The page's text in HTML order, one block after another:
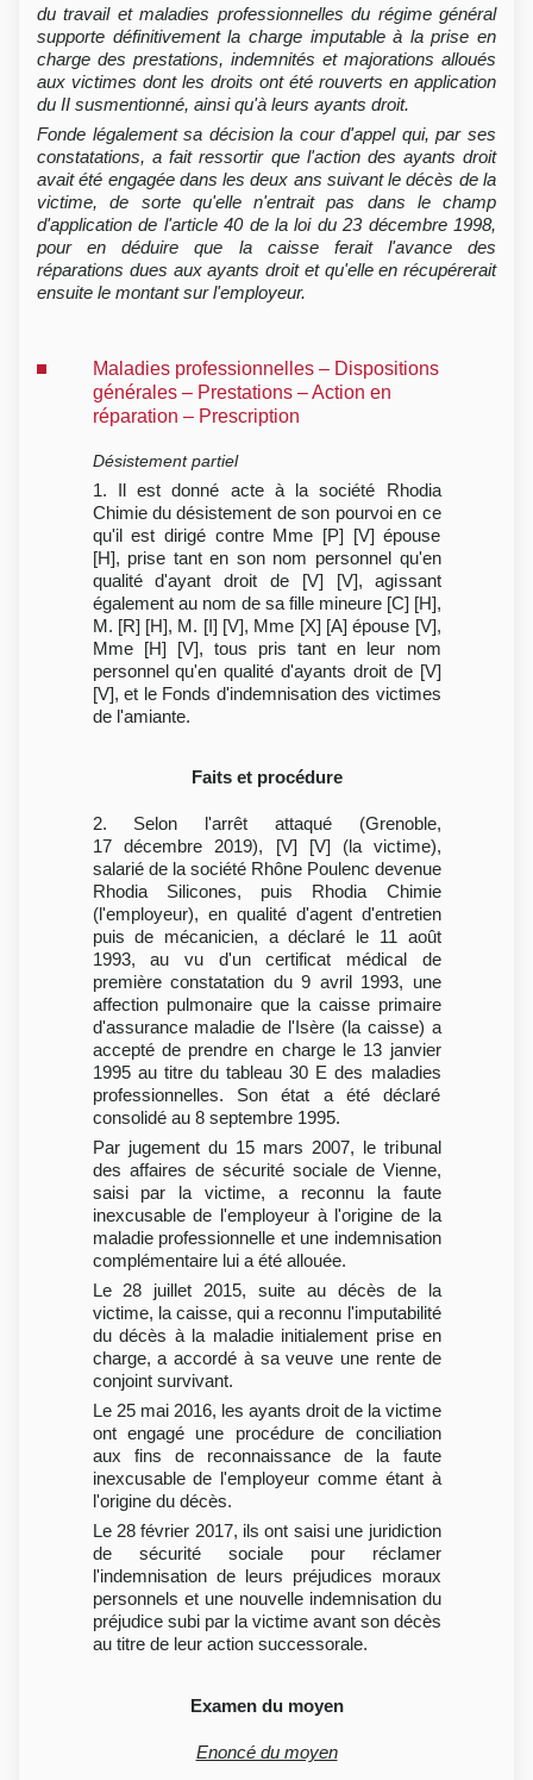
du travail et maladies professionnelles du régime général
supporte définitivement la charge imputable à la prise en
charge des prestations, indemnités et majorations alloués
aux victimes dont les droits ont été rouverts en application
du II susmentionné, ainsi qu'à leurs ayants droit.
Fonde légalement sa décision la cour d'appel qui, par ses
constatations, a fait ressortir que l'action des ayants droit
avait été engagée dans les deux ans suivant le décès de la
victime, de sorte qu'elle n'entrait pas dans le champ
d'application de l'article 40 de la loi du 23 décembre 1998,
pour en déduire que la caisse ferait l'avance des
réparations dues aux ayants droit et qu'elle en récupérerait
ensuite le montant sur l'employeur.
Maladies professionnelles – Dispositions
générales – Prestations – Action en
réparation – Prescription
Désistement partiel
1. Il est donné acte à la société Rhodia
Chimie du désistement de son pourvoi en ce
qu'il est dirigé contre Mme [P] [V] épouse
[H], prise tant en son nom personnel qu'en
qualité d'ayant droit de [V] [V], agissant
également au nom de sa fille mineure [C] [H],
M. [R] [H], M. [I] [V], Mme [X] [A] épouse [V],
Mme [H] [V], tous pris tant en leur nom
personnel qu'en qualité d'ayants droit de [V]
[V], et le Fonds d'indemnisation des victimes
de l'amiante.
Faits et procédure
2. Selon l'arrêt attaqué (Grenoble,
17 décembre 2019), [V] [V] (la victime),
salarié de la société Rhône Poulenc devenue
Rhodia Silicones, puis Rhodia Chimie
(l'employeur), en qualité d'agent d'entretien
puis de mécanicien, a déclaré le 11 août
1993, au vu d'un certificat médical de
première constatation du 9 avril 1993, une
affection pulmonaire que la caisse primaire
d'assurance maladie de l'Isère (la caisse) a
accepté de prendre en charge le 13 janvier
1995 au titre du tableau 30 E des maladies
professionnelles. Son état a été déclaré
consolidé au 8 septembre 1995.
Par jugement du 15 mars 2007, le tribunal
des affaires de sécurité sociale de Vienne,
saisi par la victime, a reconnu la faute
inexcusable de l'employeur à l'origine de la
maladie professionnelle et une indemnisation
complémentaire lui a été allouée.
Le 28 juillet 2015, suite au décès de la
victime, la caisse, qui a reconnu l'imputabilité
du décès à la maladie initialement prise en
charge, a accordé à sa veuve une rente de
conjoint survivant.
Le 25 mai 2016, les ayants droit de la victime
ont engagé une procédure de conciliation
aux fins de reconnaissance de la faute
inexcusable de l'employeur comme étant à
l'origine du décès.
Le 28 février 2017, ils ont saisi une juridiction
de sécurité sociale pour réclamer
l'indemnisation de leurs préjudices moraux
personnels et une nouvelle indemnisation du
préjudice subi par la victime avant son décès
au titre de leur action successorale.
Examen du moyen
Enoncé du moyen